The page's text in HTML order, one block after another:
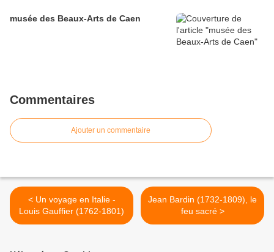
musée des Beaux-Arts de Caen
Commentaires
Ajouter un commentaire
< Un voyage en Italie -
Louis Gauffier (1762-1801)
Jean Bardin (1732-1809), le
feu sacré >